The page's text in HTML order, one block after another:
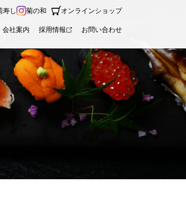
寿し 菊の和 オンラインショップ
会社案内 採用情報 お問い合わせ